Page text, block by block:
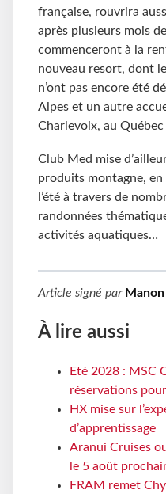
française, rouvrira
après plusieurs mois
commenceront à la
nouveau resort, dont
n’ont pas encore été
Alpes et un autre
Charlevoix, au Québec
Club Med mise
produits montagne,
l’été à travers de
randonnées
activités aquatiques…
Article signé par
À lire aussi
Eté 2028 : MSC
réservations
HX mise sur
d’apprentissage
Aranui Cruises
le 5 août
FRAM remet